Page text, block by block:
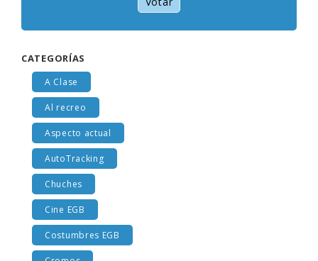
Votar
CATEGORÍAS
A Clase
Al recreo
Aspecto actual
AutoTracking
Chuches
Cine EGB
Costumbres EGB